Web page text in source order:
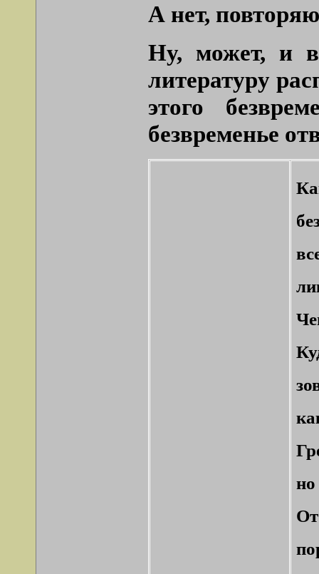
А нет,
Ну, может, и
литературу
этого
безвременье